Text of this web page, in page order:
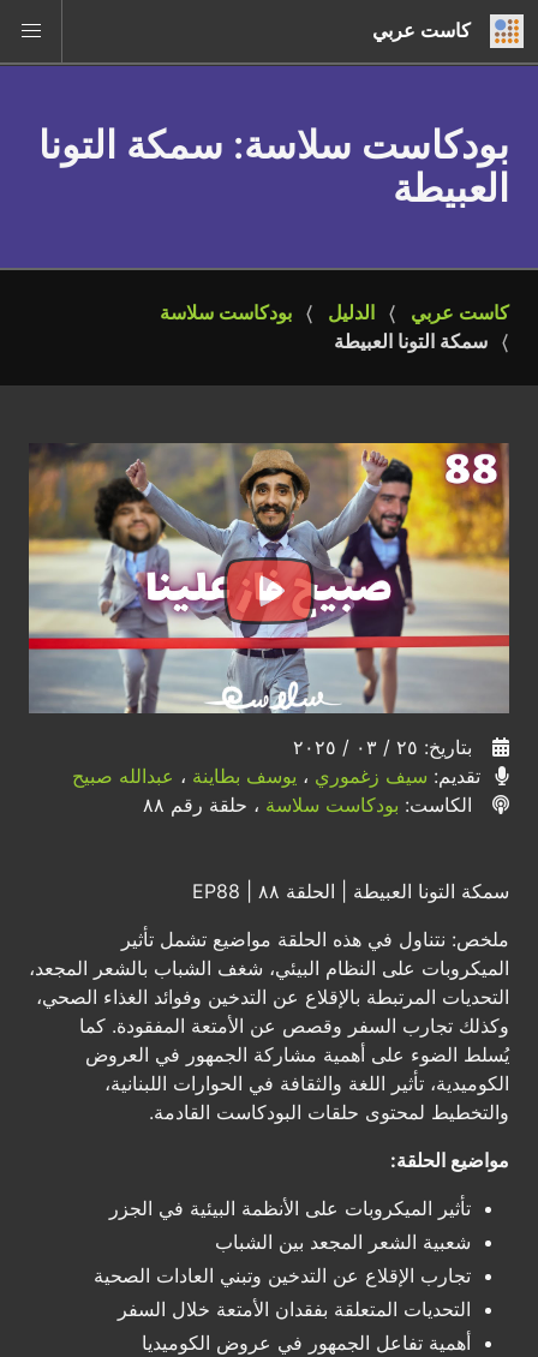
كاست عربي
بودكاست سلاسة: سمكة التونا
العبيطة
كاست عربي الدليل
بودكاست سلاسة
سمكة التونا العبيطة
بتاريخ: ٢٥ / ٠٣ / ٢٠٢٥
تقديم: سيف زغموري ، يوسف بطاينة ، عبدالله صبيح
الكاست: بودكاست سلاسة ، حلقة رقم ٨٨
سمكة التونا العبيطة | الحلقة ٨٨ | EP88
ملخص: نتناول في هذه الحلقة مواضيع تشمل تأثير
الميكروبات على النظام البيئي، شغف الشباب بالشعر المجعد،
التحديات المرتبطة بالإقلاع عن التدخين وفوائد الغذاء الصحي،
وكذلك تجارب السفر وقصص عن الأمتعة المفقودة. كما
يُسلط الضوء على أهمية مشاركة الجمهور في العروض
الكوميدية، تأثير اللغة والثقافة في الحوارات اللبنانية،
والتخطيط لمحتوى حلقات البودكاست القادمة.
مواضيع الحلقة:
تأثير الميكروبات على الأنظمة البيئية في الجزر
شعبية الشعر المجعد بين الشباب
تجارب الإقلاع عن التدخين وتبني العادات الصحية
التحديات المتعلقة بفقدان الأمتعة خلال السفر
أهمية تفاعل الجمهور في عروض الكوميديا